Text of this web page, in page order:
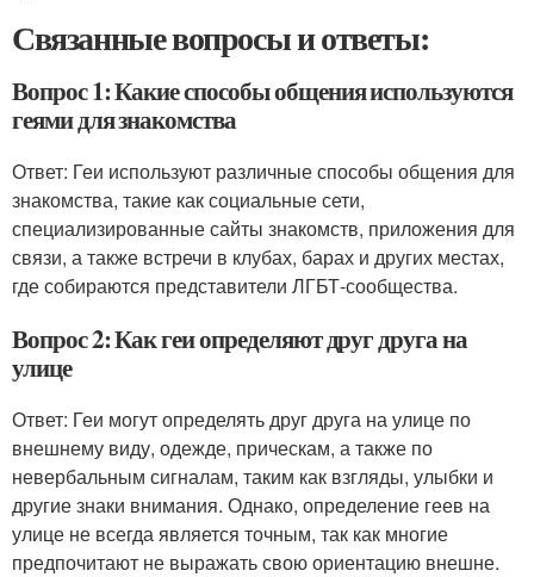
Связанные вопросы и ответы:
Вопрос 1: Какие способы общения используются
геями для знакомства
Ответ: Геи используют различные способы общения для
знакомства, такие как социальные сети,
специализированные сайты знакомств, приложения для
связи, а также встречи в клубах, барах и других местах,
где собираются представители ЛГБТ-сообщества.
Вопрос 2: Как геи определяют друг друга на
улице
Ответ: Геи могут определять друг друга на улице по
внешнему виду, одежде, прическам, а также по
невербальным сигналам, таким как взгляды, улыбки и
другие знаки внимания. Однако, определение геев на
улице не всегда является точным, так как многие
предпочитают не выражать свою ориентацию внешне.